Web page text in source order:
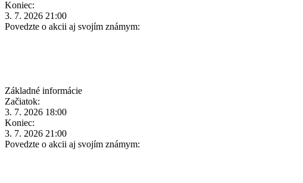
Koniec:
3. 7. 2026 21:00
Povedzte o akcii aj svojím známym:
Základné informácie
Začiatok:
3. 7. 2026 18:00
Koniec:
3. 7. 2026 21:00
Povedzte o akcii aj svojím známym: